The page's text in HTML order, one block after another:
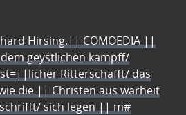
Hirsing.|| COMOEDIA ||
geystlichen kampff/
Ritterschafft/ das
die || Christen aus warheit
sich legen || m#